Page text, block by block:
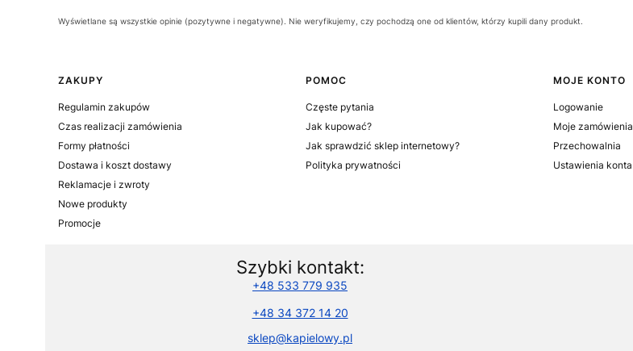
Wyświetlane są wszystkie opinie (pozytywne i negatywne). Nie weryfikujemy, czy pochodzą one od klientów, którzy kupili dany produkt.
Linki w stopce
ZAKUPY
Regulamin zakupów
Czas realizacji zamówienia
Formy płatności
Dostawa i koszt dostawy
Reklamacje i zwroty
Nowe produkty
Promocje
POMOC
Częste pytania
Jak kupować?
Jak sprawdzić sklep internetowy?
Polityka prywatności
MOJE KONTO
Logowanie
Moje zamówienia
Przechowalnia
Ustawienia konta
Szybki kontakt:
+48 533 779 935
+48 34 372 14 20
sklep@kapielowy.pl